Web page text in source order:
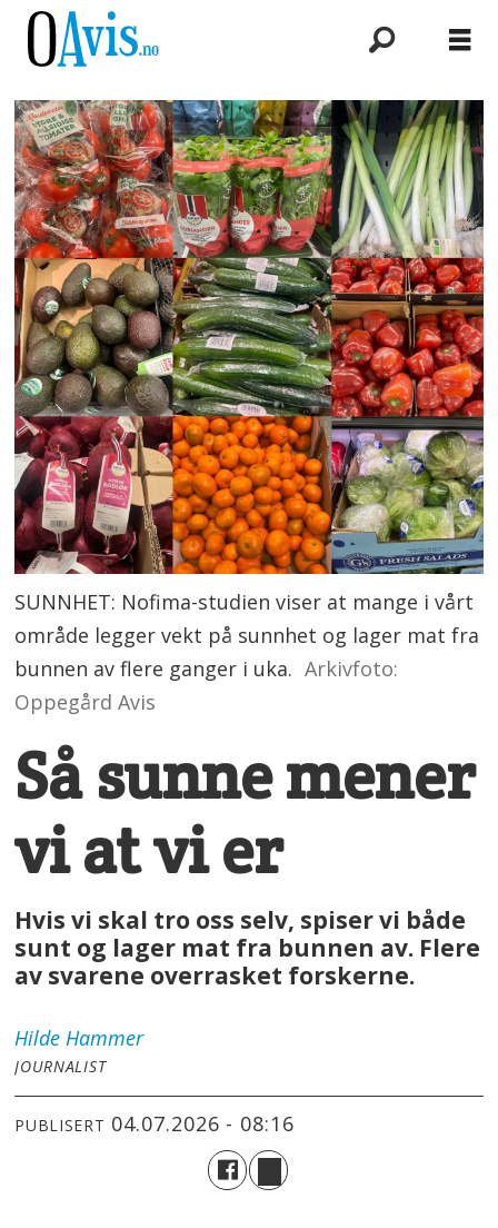
SUNNHET: Nofima-studien viser at mange i vårt
område legger vekt på sunnhet og lager mat fra
bunnen av flere ganger i uka. Arkivfoto:
Oppegård Avis
Så sunne mener
vi at vi er
Hvis vi skal tro oss selv, spiser vi både
sunt og lager mat fra bunnen av. Flere
av svarene overrasket forskerne.
Hilde Hammer
JOURNALIST
PUBLISERT 04.07.2026 - 08:16